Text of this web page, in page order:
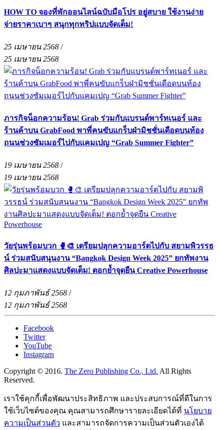
HOW TO จองที่พักออนไลน์ฉบับมือโปร อยู่สบาย ใช้งานง่าย
จ่ายราคาเบาๆ สนุกทุกทริปแบบจัดเต็ม!
25 เมษายน 2568 /
25 เมษายน 2568
ภารกิจน็อกความร้อน! Grab ร่วมกับแบรนด์พาร์ทเนอร์ และ
ร้านค้าบน GrabFood พาพี่คนขับแกร็บฝ่ามิชชั่นเดือดบนท้อง
ถนนช่วงซัมเมอร์ไปกับแคมเปญ “Grab Summer Fighter”
19 เมษายน 2568 /
19 เมษายน 2568
วัยรุ่นพร้อมบวก 🥊🎨 เตรียมปลุกความอาร์ตไปกับ สยามพิวรรธ
น์ ร่วมสนับสนุนงาน “Bangkok Design Week 2025” ยกทัพงาน
ศิลปะมาแสดงแบบจัดเต็ม! ตอกย้ำจุดยืน Creative Powerhouse
12 กุมภาพันธ์ 2568 /
12 กุมภาพันธ์ 2568
Facebook
Twitter
YouTube
Instagram
Copyright © 2016. The Zero Publishing Co., Ltd. All Rights
Reserved.
เราใช้คุกกี้เพื่อพัฒนาประสิทธิภาพ และประสบการณ์ที่ดีในการ
ใช้เว็บไซต์ของคุณ คุณสามารถศึกษารายละเอียดได้ที่ นโยบาย
ความเป็นส่วนตัว และสามารถจัดการความเป็นส่วนตัวเองได้